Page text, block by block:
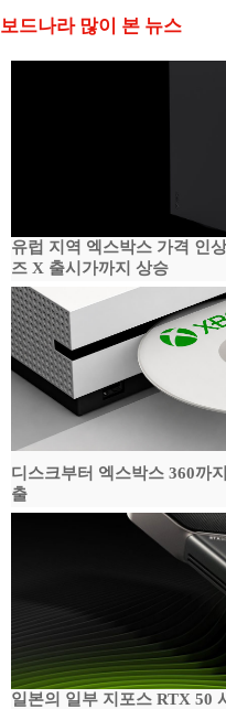
보드나라 많이 본 뉴스
유럽 지역 엑스박스 가격 인
즈 X 출시가까지 상승
디스크부터 엑스박스 360까
출
일본의 일부 지포스 RTX 50